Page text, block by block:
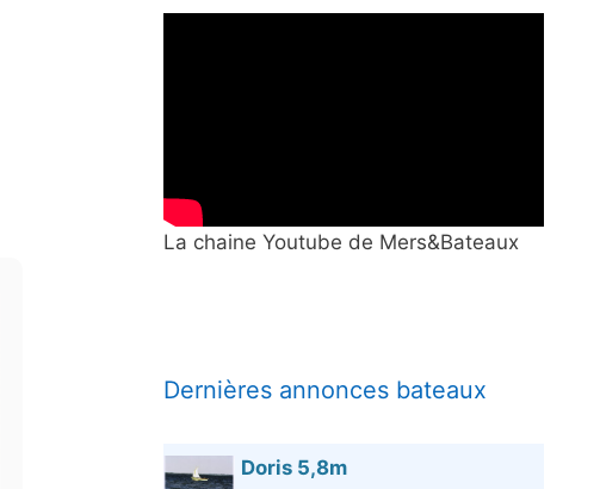
La chaine Youtube de Mers&Bateaux
Dernières annonces bateaux
Doris 5,8m